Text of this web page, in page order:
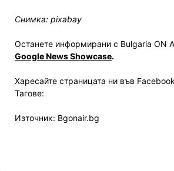
Снимка: pixabay
Останете информирани с Bulgaria ON
Google News Showcase.
Харесайте страницата ни във Facebook
Тагове:
Източник: Bgonair.bg